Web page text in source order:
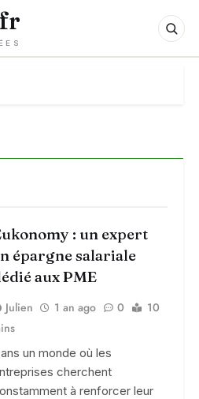
: un expert
épargne salariale
aux PME
Julien 1 an ago 0
10
un monde où les
cherchent
à renforcer leur